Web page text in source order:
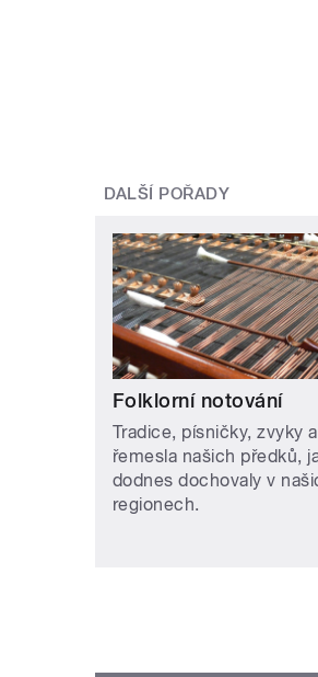
DALŠÍ POŘADY
Folklorní notování
Tradice, písničky, zvyky a
řemesla našich předků,
dodnes dochovaly v
regionech.